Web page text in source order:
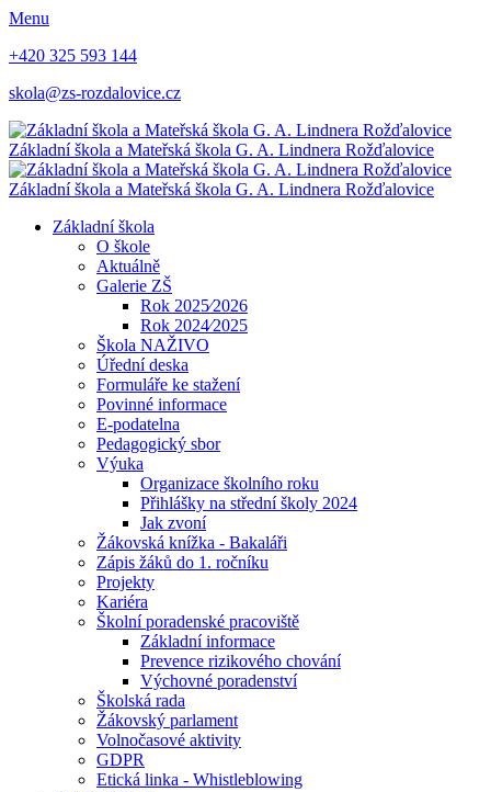
Menu
+420 325 593 144
skola@zs-rozdalovice.cz
Základní škola a Mateřská škola G. A. Lindnera Rožďalovice
Základní škola a Mateřská škola G. A. Lindnera Rožďalovice
Základní škola
O škole
Aktuálně
Galerie ZŠ
Rok 2025⁄2026
Rok 2024⁄2025
Škola NAŽIVO
Úřední deska
Formuláře ke stažení
Povinné informace
E-podatelna
Pedagogický sbor
Výuka
Organizace školního roku
Přihlášky na střední školy 2024
Jak zvoní
Žákovská knížka - Bakaláři
Zápis žáků do 1. ročníku
Projekty
Kariéra
Školní poradenské pracoviště
Základní informace
Prevence rizikového chování
Výchovné poradenství
Školská rada
Žákovský parlament
Volnočasové aktivity
GDPR
Etická linka - Whistleblowing